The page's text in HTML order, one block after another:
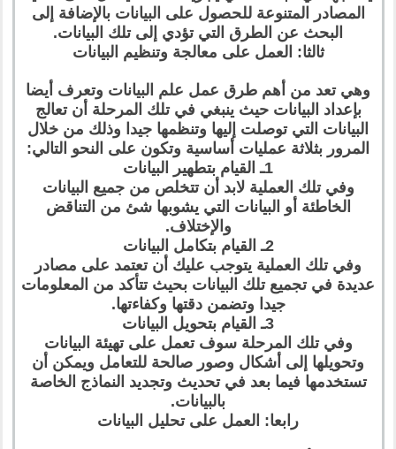
المصادر المتنوعة للحصول على البيانات بالإضافة إلى
البحث عن الطرق التي تؤدي إلى تلك البيانات.
ثالثا: العمل على معالجة وتنظيم البيانات
وهي تعد من أهم طرق عمل علم البيانات وتعرف أيضا
بإعداد البيانات حيث ينبغي في تلك المرحلة أن تعالج
البيانات التي توصلت إليها وتنظمها جيدا وذلك من خلال
المرور بثلاثة عمليات أساسية وتكون على النحو التالي:
1ـ القيام بتطهير البيانات
وفي تلك العملية لابد أن تتخلص من جميع البيانات
الخاطئة أو البيانات التي يشوبها شئ من التناقض
والإختلاف.
2ـ القيام بتكامل البيانات
وفي تلك العملية يتوجب عليك أن تعتمد على مصادر
عديدة في تجميع تلك البيانات بحيث تتأكد من المعلومات
جيدا وتضمن دقتها وكفاءتها.
3ـ القيام بتحويل البيانات
وفي تلك المرحلة سوف تعمل على تهيئة البيانات
وتحويلها إلى أشكال وصور صالحة للتعامل ويمكن أن
تستخدمها فيما بعد في تحديث وتجديد النماذج الخاصة
بالبيانات.
رابعا: العمل على تحليل البيانات